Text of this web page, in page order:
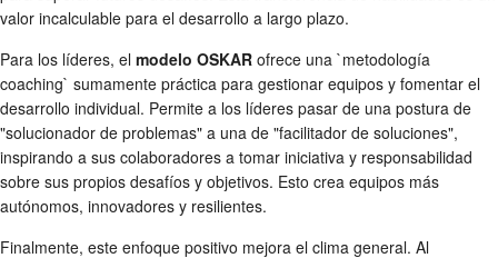
valor incalculable para el desarrollo a largo plazo.
Para los líderes, el modelo OSKAR ofrece una `metodología
coaching` sumamente práctica para gestionar equipos y fomentar el
desarrollo individual. Permite a los líderes pasar de una postura de
"solucionador de problemas" a una de "facilitador de soluciones",
inspirando a sus colaboradores a tomar iniciativa y responsabilidad
sobre sus propios desafíos y objetivos. Esto crea equipos más
autónomos, innovadores y resilientes.
Finalmente, este enfoque positivo mejora el clima general. Al